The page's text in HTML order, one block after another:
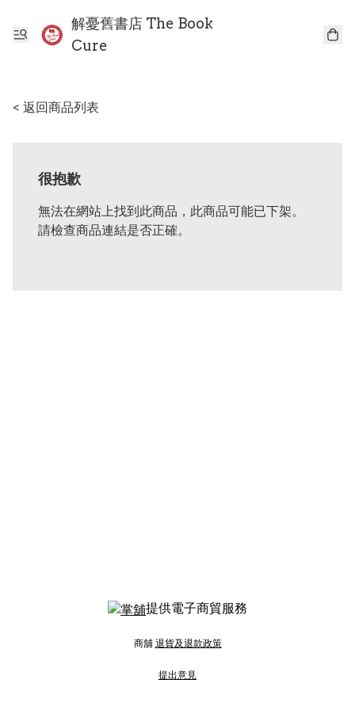
解憂舊書店 The Book
Cure
< 返回商品列表
很抱歉
無法在網站上找到此商品，此商品可能已下架。
請檢查商品連結是否正確。
提供電子商貿服務
商舖 退貨及退款政策
提出意見